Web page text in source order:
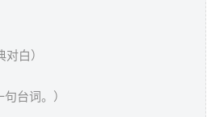
白）
台词。）